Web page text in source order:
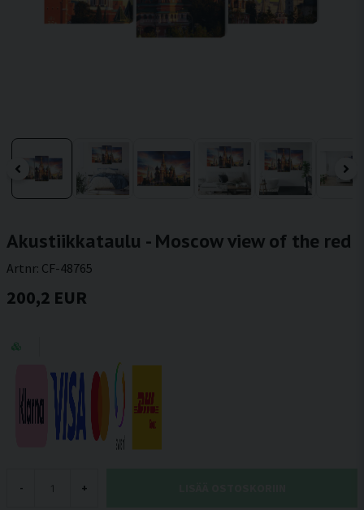
Akustiikkataulu - Moscow view of the red
Artnr: CF-48765
200,2 EUR
- +